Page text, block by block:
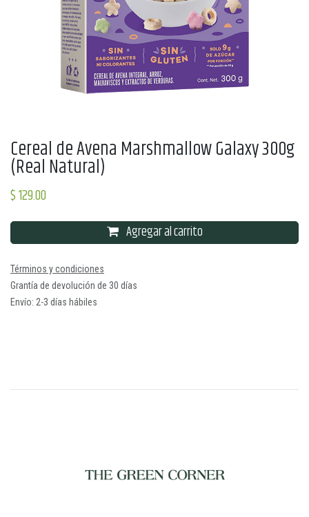
Cereal de Avena Marshmallow Galaxy 300g
(Real Natural)
$129.00
Agregar al carrito
Términos y condiciones
Grantía de devolución de 30 días
Envío: 2-3 días hábiles